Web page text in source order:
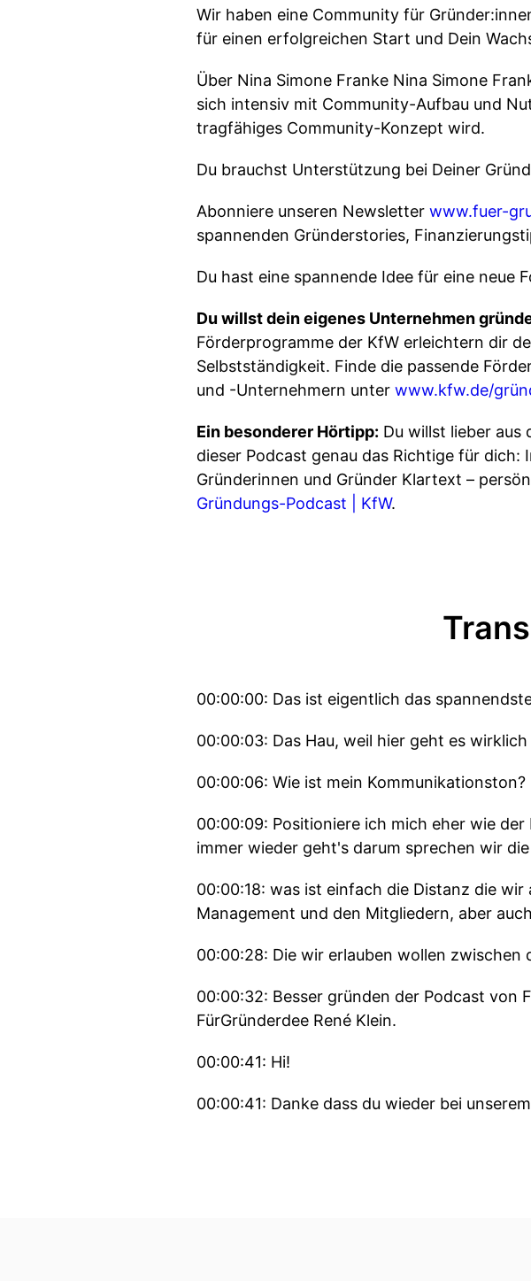
Wir haben eine Community für
für einen erfolgreichen Start und Dein
Über Nina Simone Franke Nina Simone
sich intensiv mit Community-Aufbau und
tragfähiges Community-Konzept wird.
Du brauchst Unterstützung bei Deiner
Abonniere unseren Newsletter www.fuer-
spannenden Gründerstories,
Du hast eine spannende Idee für eine neue
Du willst dein eigenes Unternehmen
Förderprogramme der KfW erleichtern dir
Selbstständigkeit. Finde die passende
und -Unternehmern unter www.kfw.de/
Ein besonderer Hörtipp: Du willst lieber aus
dieser Podcast genau das Richtige für dich:
Gründerinnen und Gründer Klartext –
Gründungs-Podcast | KfW.
00:00:00: Das ist eigentlich das
00:00:03: Das Hau, weil hier geht es
00:00:06: Wie ist mein Kommunikationston?
00:00:09: Positioniere ich mich eher wie
immer wieder geht's darum sprechen wir
00:00:18: was ist einfach die Distanz die
Management und den Mitgliedern, aber
00:00:28: Die wir erlauben wollen zwischen
00:00:32: Besser gründen der Podcast von
FürGründerdee René Klein.
00:00:41: Hi!
00:00:41: Danke dass du wieder bei